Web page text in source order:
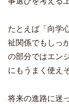
たとえば「向学
祉関係でもしっ
の部分ではエン
にもうまく使え
将来の進路に迷